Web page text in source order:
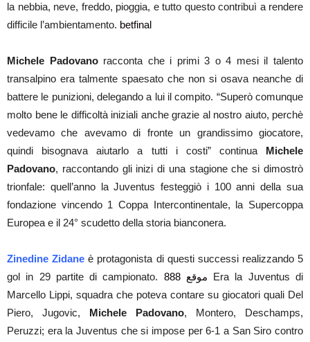
la nebbia, neve, freddo, pioggia, e tutto questo contribuì a rendere
difficile l’ambientamento. betfinal
Michele Padovanoracconta che i primi 3 o 4 mesi il talento
transalpino era talmente spaesato che non si osava neanche di
battere le punizioni, delegando a lui il compito. “Superò comunque
molto bene le difficoltà iniziali anche grazie al nostro aiuto, perchè
vedevamo che avevamo di fronte un grandissimo giocatore,
quindi bisognava aiutarlo a tutti i costi” continua Michele
Padovano, raccontando gli inizi di una stagione che si dimostrò
trionfale: quell’anno la Juventus festeggiò i 100 anni della sua
fondazione vincendo 1 Coppa Intercontinentale, la Supercoppa
Europea e il 24° scudetto della storia bianconera.
Zinedine Zidane è protagonista di questi successi realizzando 5
gol in 29 partite di campionato.
موقع 888 Era la Juventus di
Marcello Lippi, squadra che poteva contare su giocatori quali Del
Piero, Jugovic, Michele Padovano, Montero, Deschamps,
Peruzzi; era la Juventus che si impose per 6-1 a San Siro contro